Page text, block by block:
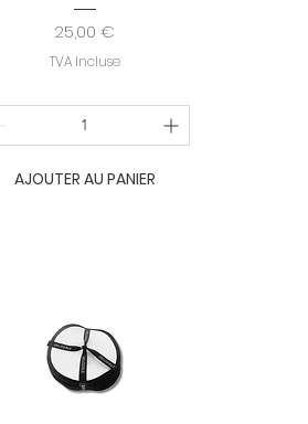
Prix
25,00 €
TVA Incluse
AJOUTER AU PANIER